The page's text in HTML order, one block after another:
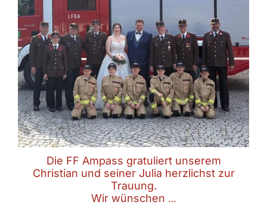
Die FF Ampass gratuliert unserem
Christian und seiner Julia herzlichst zur
Trauung.
Wir wünschen …